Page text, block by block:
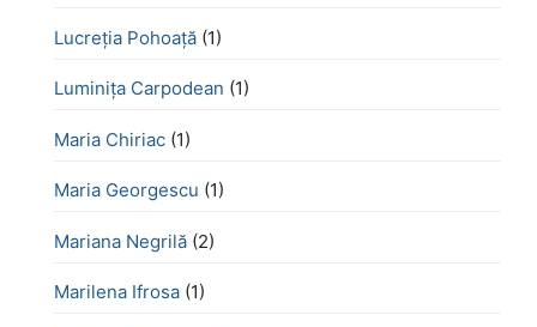
Lucreţia Pohoaţă (1)
Luminița Carpodean (1)
Maria Chiriac (1)
Maria Georgescu (1)
Mariana Negrilă (2)
Marilena Ifrosa (1)